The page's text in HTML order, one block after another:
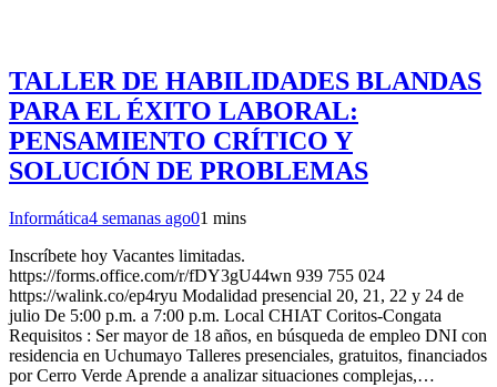
TALLER DE HABILIDADES BLANDAS
PARA EL ÉXITO LABORAL:
PENSAMIENTO CRÍTICO Y
SOLUCIÓN DE PROBLEMAS
Informática4 semanas ago01 mins
Inscríbete hoy Vacantes limitadas.
https://forms.office.com/r/fDY3gU44wn 939 755 024
https://walink.co/ep4ryu Modalidad presencial 20, 21, 22 y 24 de
julio De 5:00 p.m. a 7:00 p.m. Local CHIAT Coritos-Congata
Requisitos : Ser mayor de 18 años, en búsqueda de empleo DNI con
residencia en Uchumayo Talleres presenciales, gratuitos, financiados
por Cerro Verde Aprende a analizar situaciones complejas,…